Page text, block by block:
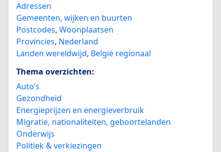
Adressen
Gemeenten, wijken en buurten
Postcodes, Woonplaatsen
Provincies, Nederland
Landen wereldwijd, België regionaal
Thema overzichten:
Auto’s
Gezondheid
Energieprijzen en energieverbruik
Migratie, nationaliteiten, geboortelanden
Onderwijs
Politiek & verkiezingen